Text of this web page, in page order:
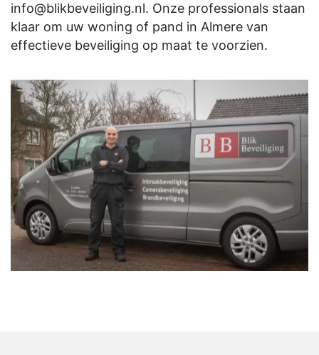
info@blikbeveiliging.nl. Onze professionals staan
klaar om uw woning of pand in Almere van
effectieve beveiliging op maat te voorzien.